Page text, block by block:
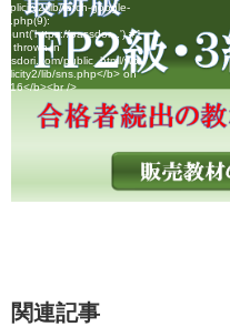
lib/fetch-google-
passdor...') #1
thrown in
public_html/wp-
lib/sns.php</b> on
b><br />
関連記事